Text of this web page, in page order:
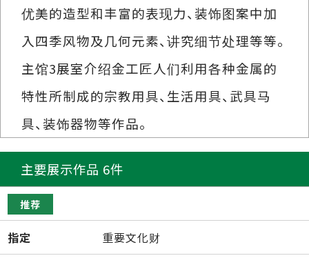
优美的造型和丰富的表现力、装饰图案中加
入四季风物及几何元素、讲究细节处理等等。
主馆3展室介绍金工匠人们利用各种金属的
特性所制成的宗教用具、生活用具、武具马
具、装饰器物等作品。
主要展示作品 6件
推荐
指定 重要文化财